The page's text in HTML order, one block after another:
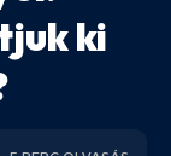
ki